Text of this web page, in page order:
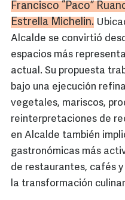
Francisco “Paco”
Estrella Michelin.
Alcalde se convirtió
espacios más
actual. Su propuesta
bajo una ejecución
vegetales, mariscos,
reinterpretaciones de
en Alcalde también
gastronómicas más
de restaurantes, cafés
la transformación